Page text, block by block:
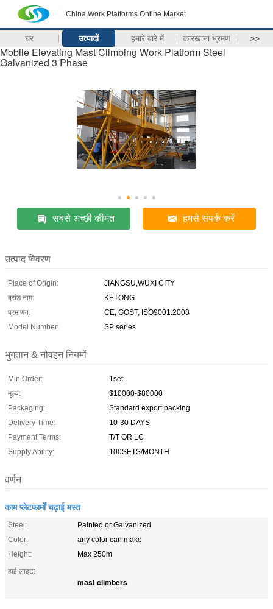
China Work Platforms Online Market
घर उत्पादों हमारे बारे में कारखाना भ्रमण >>
Mobile Elevating Mast Climbing Work Platform Steel
Galvanized 3 Phase
सबसे अच्छी कीमत हमसे संपर्क करें
उत्पाद विवरण
Place of Origin:
JIANGSU,WUXI CITY
ब्रांड नाम:
KETONG
प्रमाणन:
CE, GOST, ISO9001:2008
Model Number:
SP series
भुगतान & नौवहन नियमों
Min Order:
1set
मूल्य:
$10000-$80000
Packaging:
Standard export packing
Delivery Time:
10-30 DAYS
Payment Terms:
T/T OR LC
Supply Ability:
100SETS/MONTH
वर्णन
काम प्लेटफार्मों चढ़ाई मस्त
Steel:
Painted or Galvanized
Color:
any color can make
Height:
Max 250m
हाई लाइट:
mast climbers